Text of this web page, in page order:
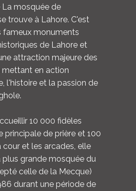
mosquée de
trouve à Lahore. C'est
fameux monuments
de Lahore et
attraction majeure des
mettant en action
l'histoire et la passion de
10 000 fidèles
principale de prière et 100
cour et les arcades, elle
plus grande mosquée du
celle de la Mecque)
durant une période de